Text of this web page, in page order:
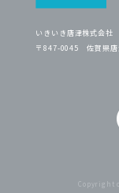
いきいき唐津株式会社
〒847-0045 佐賀県
Copyright